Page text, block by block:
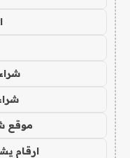
موقع
ارقام